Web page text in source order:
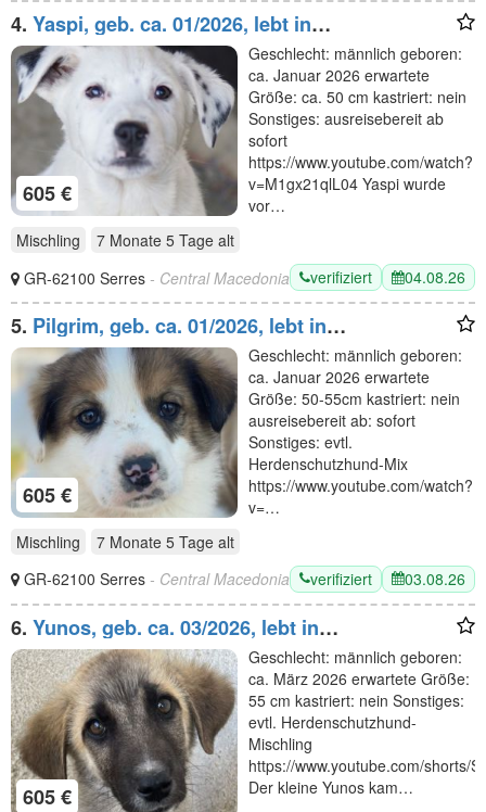
4. Yaspi, geb. ca. 01/2026, lebt in
GRIECHENLAND, auf einer privaten Pflegestelle
605 €
Geschlecht: männlich geboren:
ca. Januar 2026 erwartete
Größe: ca. 50 cm kastriert: nein
Sonstiges: ausreisebereit ab
sofort
https://www.youtube.com/watch?
v=M1gx21qlL04 Yaspi wurde
vor…
Mischling
7 Monate 5 Tage alt
GR-62100 Serres - Central Macedonia verifiziert 04.08.26
5. Pilgrim, geb. ca. 01/2026, lebt in
GRIECHENLAND, im städt. Tierheim Serres
605 €
Geschlecht: männlich geboren:
ca. Januar 2026 erwartete
Größe: 50-55cm kastriert: nein
ausreisebereit ab: sofort
Sonstiges: evtl.
Herdenschutzhund-Mix
https://www.youtube.com/watch?
v=…
Mischling
7 Monate 5 Tage alt
GR-62100 Serres - Central Macedonia verifiziert 03.08.26
6. Yunos, geb. ca. 03/2026, lebt in
GRIECHENLAND, im städt. Tierheim Serres
605 €
Geschlecht: männlich geboren:
ca. März 2026 erwartete Größe:
55 cm kastriert: nein Sonstiges:
evtl. Herdenschutzhund-
Mischling
https://www.youtube.com/shorts/
Der kleine Yunos kam…